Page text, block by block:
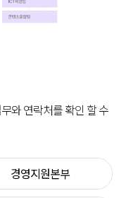
와 연락처를 확인 할 수
경영지원본부